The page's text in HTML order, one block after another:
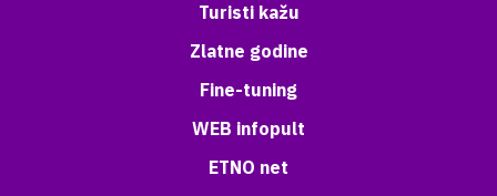
Turisti kažu
Zlatne godine
Fine-tuning
WEB infopult
ETNO net